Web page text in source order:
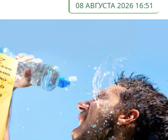
08 АВГУСТА 2026 16:51